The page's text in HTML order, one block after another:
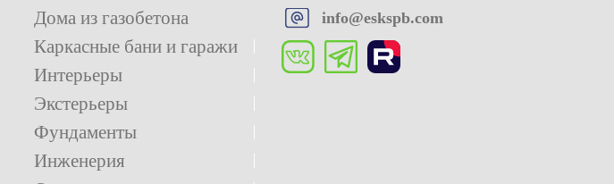
Дома из газобетона
Каркасные бани и гаражи
Интерьеры
Экстерьеры
Фундаменты
Инженерия
info@eskspb.com